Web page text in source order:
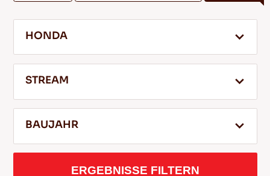
BLOG & VIDEOS
SERVICE & HILFE
HONDA
STREAM
BAUJAHR
ERGEBNISSE FILTERN